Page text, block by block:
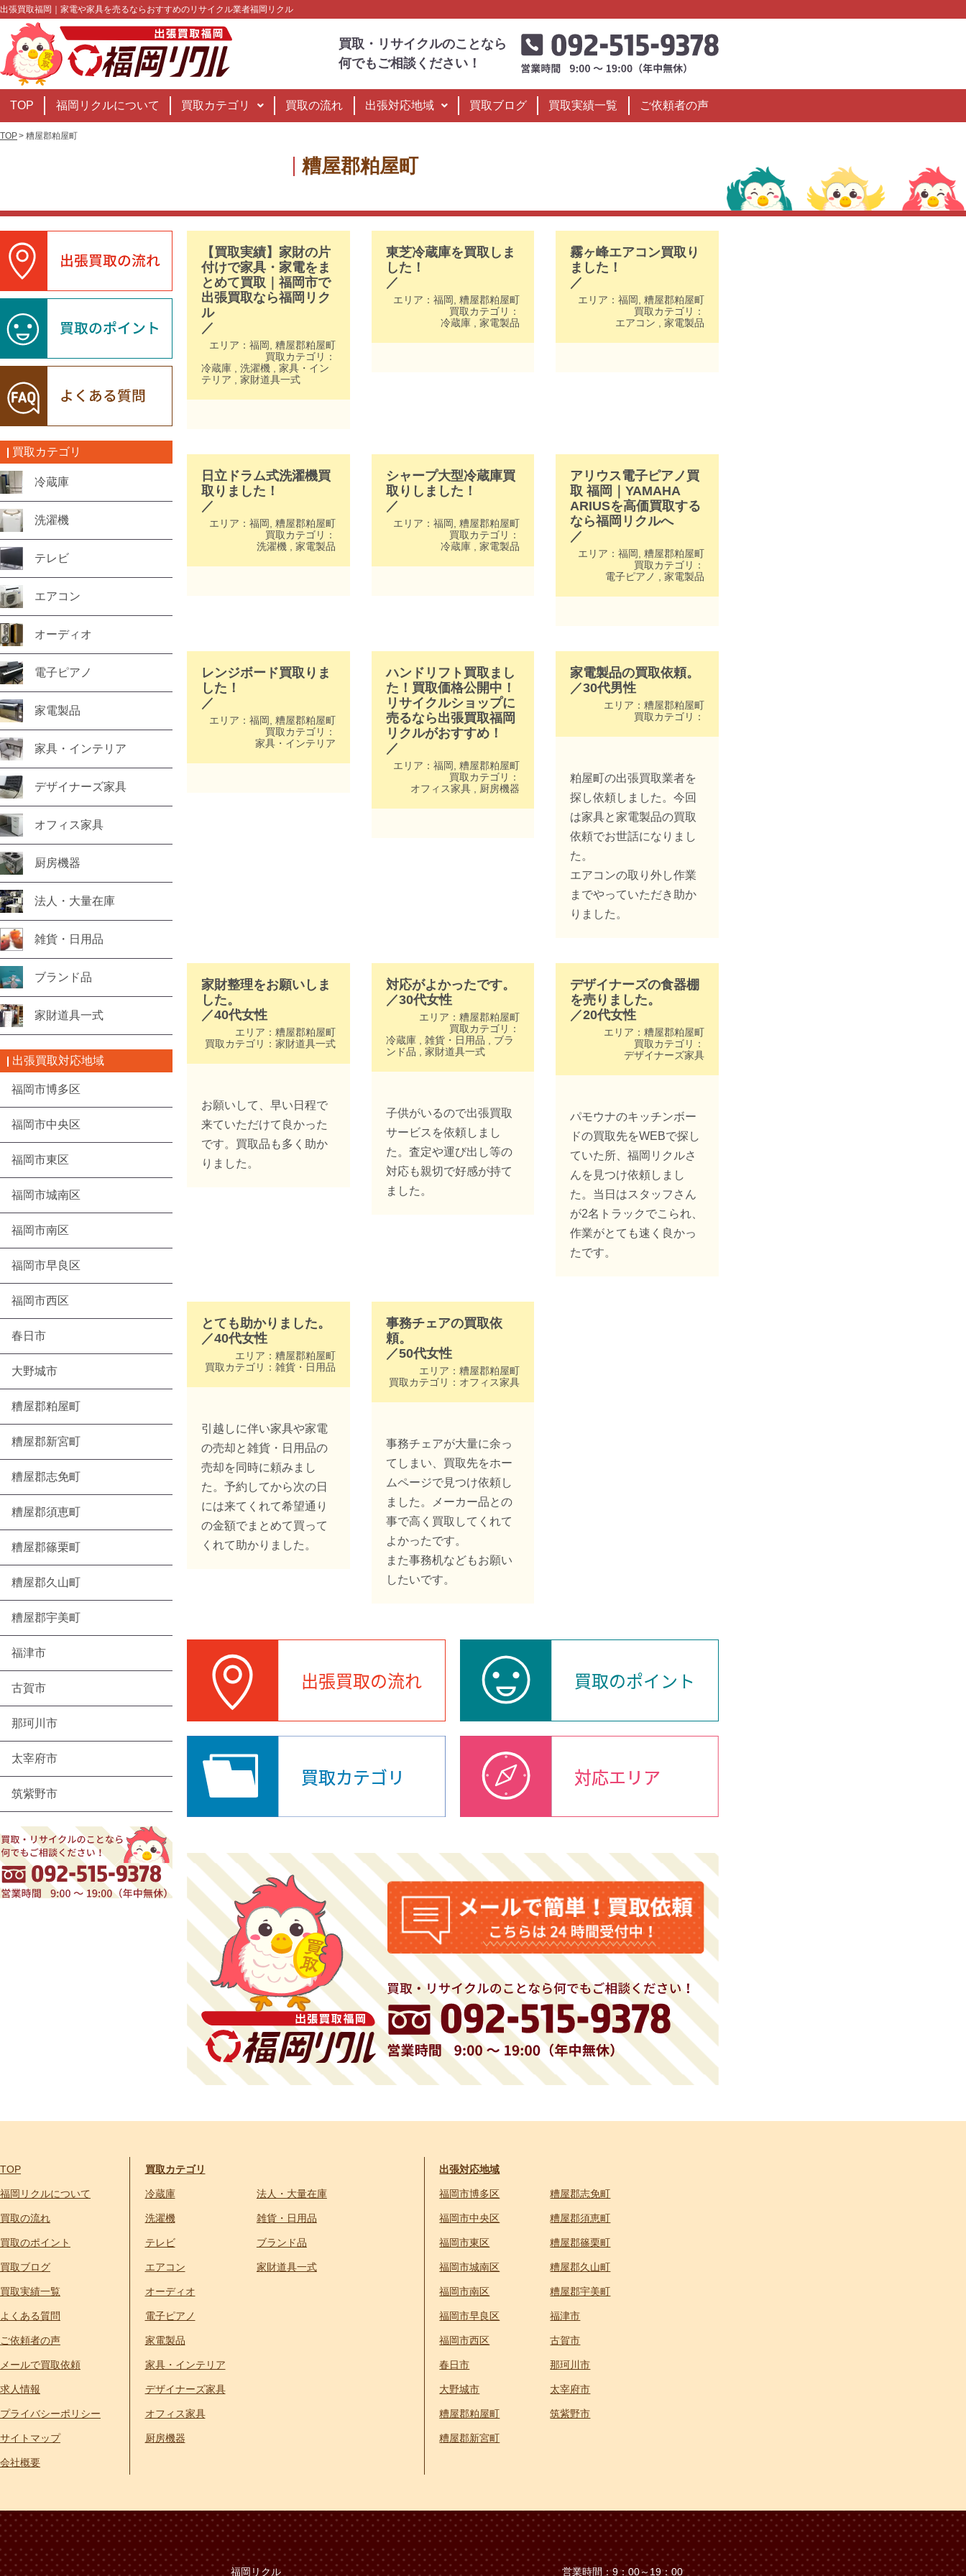
出張買取福岡｜家電や家具を売るならおすすめのリサイクル業者福岡リクル
買取・リサイクルのことなら
何でもご相談ください！
TOP 福岡リクルについて 買取カテゴリ 買取の流れ 出張対応地域 買取ブログ 買取実績一覧 ご依頼者の声
TOP 糟屋郡粕屋町
糟屋郡粕屋町
買取カテゴリ
冷蔵庫
洗濯機
テレビ
エアコン
オーディオ
電子ピアノ
家電製品
家具・インテリア
デザイナーズ家具
オフィス家具
厨房機器
法人・大量在庫
雑貨・日用品
ブランド品
家財道具一式
出張買取対応地域
福岡市博多区
福岡市中央区
福岡市東区
福岡市城南区
福岡市南区
福岡市早良区
福岡市西区
春日市
大野城市
糟屋郡粕屋町
糟屋郡新宮町
糟屋郡志免町
糟屋郡須恵町
糟屋郡篠栗町
糟屋郡久山町
糟屋郡宇美町
福津市
古賀市
那珂川市
太宰府市
筑紫野市
【買取実績】家財の片
付けで家具・家電をま
とめて買取｜福岡市で
出張買取なら福岡リク
ル
／
エリア： 福岡
糟屋郡粕屋町
買取カテゴリ：
冷蔵庫
洗濯機
家具・イン
テリア
家財道具一式
東芝冷蔵庫を買取しま
した！
／
エリア：福岡 ,糟屋郡粕屋町
買取カテゴリ：
冷蔵庫 ,家電製品
霧ヶ峰エアコン買取り
ました！
／
エリア： 福岡
糟屋郡粕屋町
買取カテゴリ：
エアコン
家電製品
日立ドラム式洗濯機買
取りました！
／
エリア： 福岡
糟屋郡粕屋町
買取カテゴリ：
洗濯機
家電製品
シャープ大型冷蔵庫買
取りしました！
／
エリア：福岡 ,糟屋郡粕屋町
買取カテゴリ：
冷蔵庫 ,家電製品
アリウス電子ピアノ買
取 福岡｜YAMAHA
ARIUSを高価買取する
なら福岡リクルへ
／
エリア： 福岡
糟屋郡粕屋町
買取カテゴリ：
電子ピアノ
家電製品
レンジボード買取りま
した！
／
エリア： 福岡
糟屋郡粕屋町
買取カテゴリ：
家具・インテリア
ハンドリフト買取まし
た！買取価格公開中！
リサイクルショップに
売るなら出張買取福岡
リクルがおすすめ！
／
エリア：福岡 ,糟屋郡粕屋町
買取カテゴリ：
オフィス家具
厨房機器
家電製品の買取依頼。
／30代男性
エリア： 糟屋郡粕屋町
買取カテゴリ：
粕屋町の出張買取業者を
探し依頼しました。今回
は家具と家電製品の買取
依頼でお世話になりまし
た。
エアコンの取り外し作業
までやっていただき助か
りました。
家財整理をお願いしま
した。
／40代女性
エリア： 糟屋郡粕屋町
買取カテゴリ： 家財道具一式
お願いして、早い日程で
来ていただけて良かった
です。買取品も多く助か
りました。
対応がよかったです。
／30代女性
エリア：糟屋郡粕屋町
買取カテゴリ：
冷蔵庫, 雑貨・日用品
ブラ
ンド品
家財道具一式
子供がいるので出張買取
サービスを依頼しまし
た。査定や運び出し等の
対応も親切で好感が持て
ました。
デザイナーズの食器棚
を売りました。
／20代女性
エリア： 糟屋郡粕屋町
買取カテゴリ：
デザイナーズ家具
パモウナのキッチンボー
ドの買取先をWEBで探し
ていた所、福岡リクルさ
んを見つけ依頼しまし
た。当日はスタッフさん
が2名トラックでこられ、
作業がとても速く良かっ
たです。
とても助かりました。
／40代女性
エリア： 糟屋郡粕屋町
買取カテゴリ： 雑貨・日用品
引越しに伴い家具や家電
の売却と雑貨・日用品の
売却を同時に頼みまし
た。予約してから次の日
には来てくれて希望通り
の金額でまとめて買って
くれて助かりました。
事務チェアの買取依
頼。
／50代女性
エリア：糟屋郡粕屋町
買取カテゴリ： オフィス家具
事務チェアが大量に余っ
てしまい、買取先をホー
ムページで見つけ依頼し
ました。メーカー品との
事で高く買取してくれて
よかったです。
また事務机などもお願い
したいです。
TOP
福岡リクルについて
買取の流れ
買取のポイント
買取ブログ
買取実績一覧
よくある質問
ご依頼者の声
メールで買取依頼
求人情報
プライバシーポリシー
サイトマップ
会社概要
買取カテゴリ
冷蔵庫
洗濯機
テレビ
エアコン
オーディオ
電子ピアノ
家電製品
家具・インテリア
デザイナーズ家具
オフィス家具
厨房機器
法人・大量在庫
雑貨・日用品
ブランド品
家財道具一式
出張対応地域
福岡市博多区
福岡市中央区
福岡市東区
福岡市城南区
福岡市南区
福岡市早良区
福岡市西区
春日市
大野城市
糟屋郡粕屋町
糟屋郡新宮町
糟屋郡志免町
糟屋郡須恵町
糟屋郡篠栗町
糟屋郡久山町
糟屋郡宇美町
福津市
古賀市
那珂川市
太宰府市
筑紫野市
福岡リクル 営業時間：9：00～19：00